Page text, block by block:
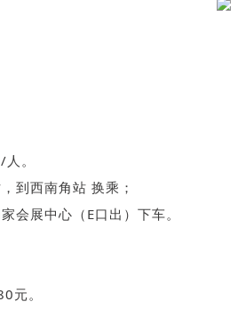
。
到西南角站 换乘；
会展中心（E口出）下车。
元。